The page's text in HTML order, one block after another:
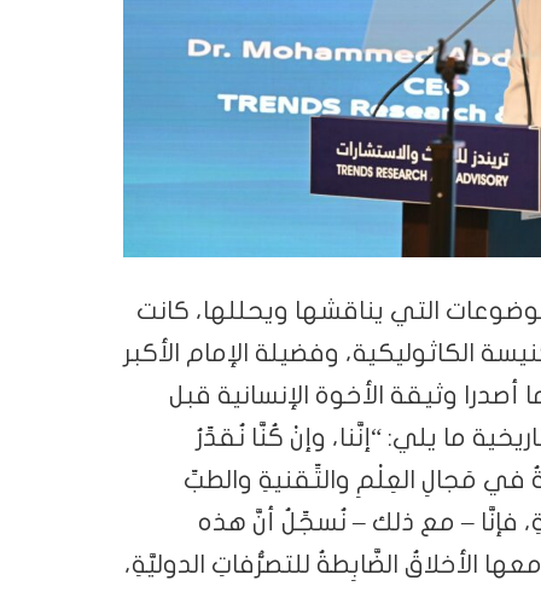
التي يناقشها ويحللها، كانت
الكاثوليكية، وفضيلة الإمام الأكبر
وثيقة الأخوة الإنسانية قبل
ما يلي: “إنَّنا، وإنْ كُنَّا نُقدِّرُ
في مَجالِ العِلْمِ والتِّقنيةِ والطبِّ
فإنَّا – مع ذلك – نُسجِّلُ أنَّ هذه
الأخلاقُ الضَّابِطةُ للتصرُّفاتِ الدوليَّةِ،